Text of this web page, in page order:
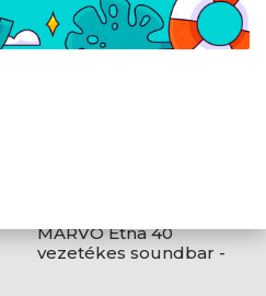
MARVO Etna 40
vezetékes soundbar -